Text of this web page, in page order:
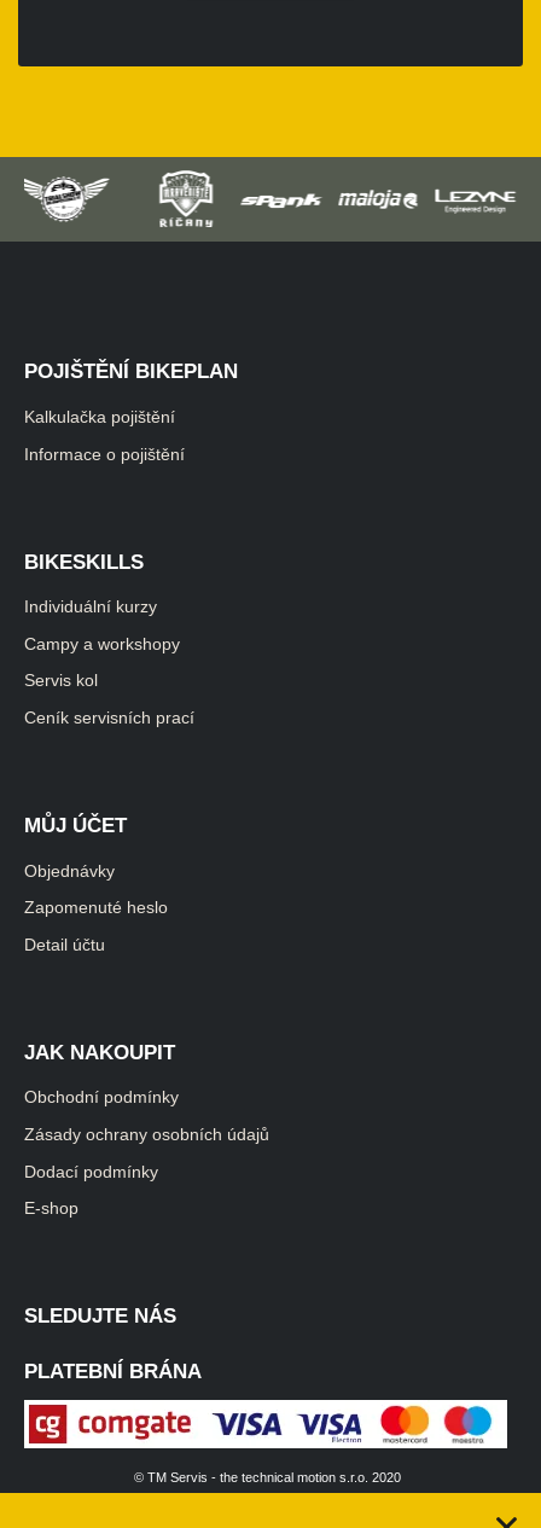
PLATEBNÍ BRÁNA
MŮJ ÚČET
JAK NAKOUPIT
SLEDUJTE NÁS
BIKESKILLS
POJIŠTĚNÍ BIKEPLAN
Individuální kurzy
Campy a workshopy
Servis kol
Ceník servisních prací
Obchodní podmínky
Zásady ochrany osobních údajů
Dodací podmínky
E-shop
Objednávky
Zapomenuté heslo
Detail účtu
Kalkulačka pojištění
Informace o pojištění
© TM Servis - the technical motion s.r.o. 2020